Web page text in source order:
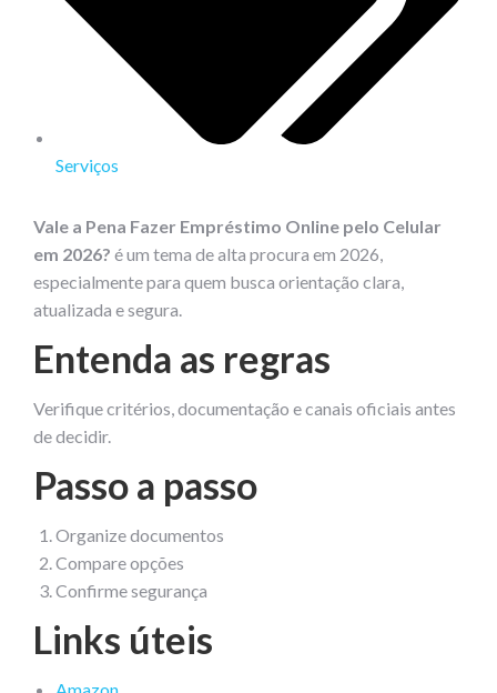
Serviços
Vale a Pena Fazer Empréstimo Online pelo Celular
em 2026? é um tema de alta procura em 2026,
especialmente para quem busca orientação clara,
atualizada e segura.
Entenda as regras
Verifique critérios, documentação e canais oficiais antes
de decidir.
Passo a passo
Organize documentos
Compare opções
Confirme segurança
Links úteis